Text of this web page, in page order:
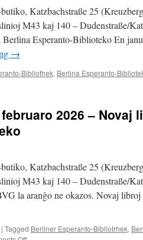
Katzbachstraße 25
M43 kaj 140 – Dudenstraße/
Esperanto-Biblioteko En
→
Bibliothek, Berlina Esperanto-
2026 – Novaj
Katzbachstraße 25
M43 kaj 140 – Dudenstraße/
la aranĝo ne okazos. Novaj
| Tagged Berliner Esperanto-Bibliotrhek,